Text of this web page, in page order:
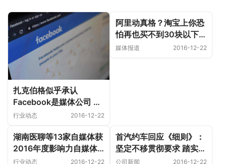
扎克伯格似乎承认
Facebook是媒体公司 但
不是传统的
行业动态 2016-12-22
阿里动真格？淘宝上你恐
怕再也买不到30块以下的
数据线
媒体报道 2016-12-22
湖南医聊等13家自媒体获
2016年度影响力自媒体
奖
行业动态 2016-12-22
首汽约车回应《细则》：
坚定不移贯彻要求 踏实服
务
公司新闻 2016-12-22